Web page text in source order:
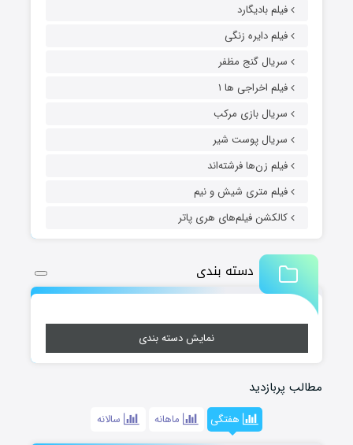
فیلم بادیگارد
فیلم دایره زنگی
سریال گنج مظفر
فیلم اخراجی ها ۱
سریال بازی مرکب
سریال پوست شیر
فیلم زن‌ها فرشته‌اند
فیلم متری شیش و نیم
کالکشن فیلم‌های هری پاتر
دسته بندی
نمایش دسته بندی
مطالب پربازدید
هفتگی ماهانه سالانه